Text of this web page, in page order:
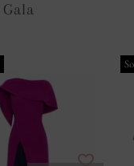
Gala